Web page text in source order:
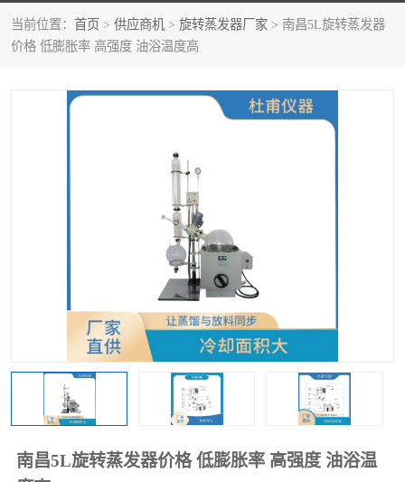
当前位置： 首页 > 供应商机 > 旋转蒸发器厂家 > 南昌5L旋转蒸发器
价格 低膨胀率 高强度 油浴温度高
南昌5L旋转蒸发器价格 低膨胀率 高强度 油浴温
旋转蒸发器厂家 双层玻璃反应釜10L
五抽头循环水真空泵
电动搅拌器